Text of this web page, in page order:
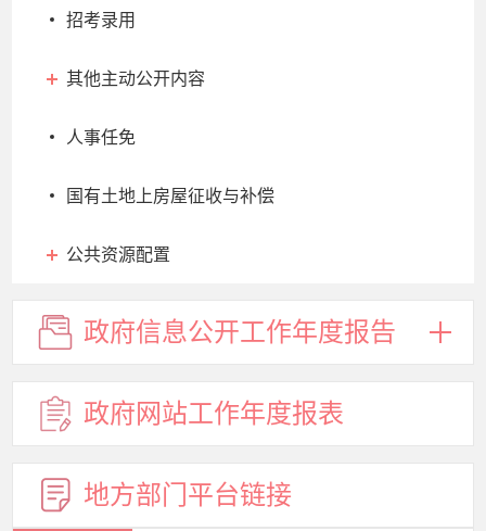
招考录用
其他主动公开内容
人事任免
国有土地上房屋征收与补偿
公共资源配置
政府信息公开工作年度报告
政府网站工作年度报表
地方部门平台链接